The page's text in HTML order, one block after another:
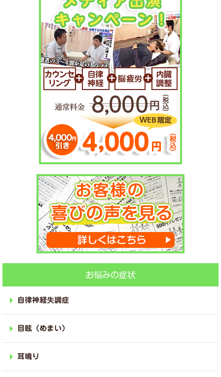
お悩みの症状
自律神経失調症
目眩（めまい）
耳鳴り